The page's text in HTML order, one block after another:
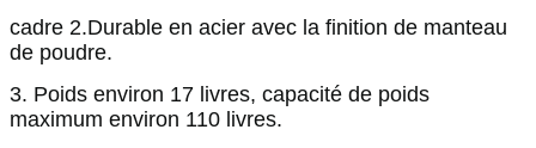
cadre 2.Durable en acier avec la finition de manteau
de poudre.
3. Poids environ 17 livres, capacité de poids
maximum environ 110 livres.